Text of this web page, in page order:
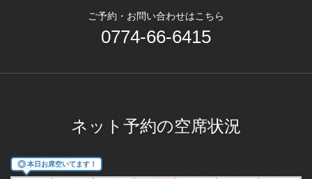
ご予約・お問い合わせはこちら
0774-66-6415
ネット予約の空席状況
◎本日お席空いてます！